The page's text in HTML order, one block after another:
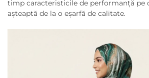
timp caracteristicile de performanță pe
așteaptă de la o eșarfă de calitate.